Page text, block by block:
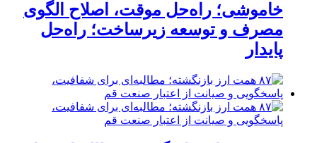
خاموشی؛ راه‌حل موقت، اصلاح الگوی
مصرف و توسعه زیرساخت؛ راه‌حل
پایدار